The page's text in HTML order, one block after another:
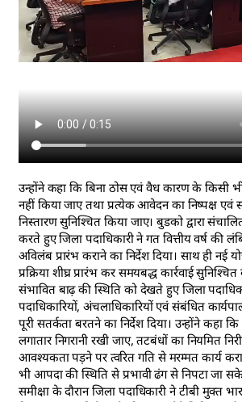
उन्होंने कहा कि बिना ठोस एवं वैध कारण के किसी
नहीं किया जाए तथा प्रत्येक आवेदन का निष्पक्ष
निस्तारण सुनिश्चित किया जाए। बुडको द्वारा
करते हुए जिला पदाधिकारी ने गत वित्तीय वर्ष की
अविलंब प्रारंभ कराने का निर्देश दिया। साथ ही नई
प्रक्रिया शीघ्र प्रारंभ कर समयबद्ध कार्रवाई
संभावित बाढ़ की स्थिति को देखते हुए जिला
पदाधिकारियों, अंचलाधिकारियों एवं संबंधित
पूरी सतर्कता बरतने का निर्देश दिया। उन्होंने कहा
लगातार निगरानी रखी जाए, तटबंधों का नियमित
आवश्यकता पड़ने पर त्वरित गति से मरम्मत कार्य
भी आपदा की स्थिति से प्रभावी ढंग से निपटा जा
समीक्षा के दौरान जिला पदाधिकारी ने टीबी मुक्त